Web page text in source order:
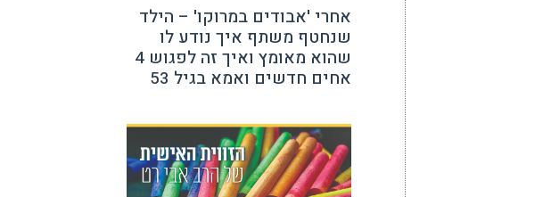
אחרי 'אבודים במרוקו' – הילד
שנחטף משתף איך נודע לו
שהוא מאומץ ואיך זה לפגוש 4
אחים חדשים ואמא בגיל 53